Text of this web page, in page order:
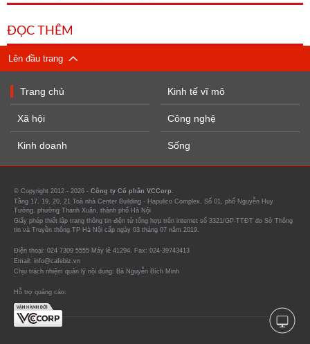
ĐỌC THÊM
Lên đầu trang
Trang chủ
Xã hội
Kinh doanh
Kinh tế vĩ mô
Công nghệ
Sống
© Copyright 2012 - 2026 - Công ty Cổ phần VCCorp.
Tầng 17, 19, 20, 21 Toà nhà Center Building - Hapulico Complex, Số 01, phố Nguyễn Huy
Tưởng, phường Thanh Xuân, thành phố Hà Nội
Giấy phép thiết lập trang thông tin điện tử tổng hợp trên internet số 3321/GP-TTĐT do Sở Thông
tin và Truyền thông TP Hà Nội cấp ngày 03 tháng 07 năm 2019.
Điện thoại: 024 7309 5555 Máy lẻ 41294. Fax: 024-39743413
Email: info@cafebiz.vn
Chịu trách nhiệm quản lý nội dung: Bà Nguyễn Bích Minh
Hỗ trợ quảng cáo: